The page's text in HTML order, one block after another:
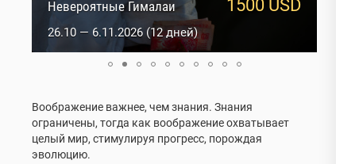
1500 USD
Невероятные Гималаи
26.10 — 6.11.2026 (12 дней)
1817 USD
Оракулы Ладакха
2.01 — 15.01.2027 (14 дней)
Воображение важнее, чем знания. Знания
ограничены, тогда как воображение охватывает
целый мир, стимулируя прогресс, порождая
эволюцию.